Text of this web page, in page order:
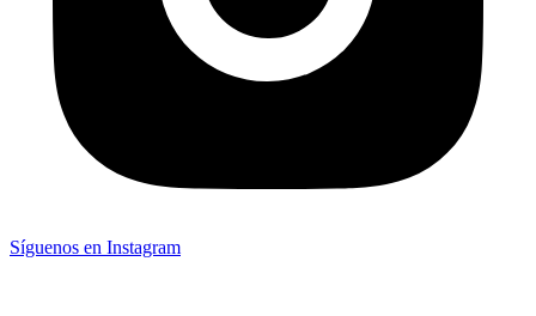
Síguenos en Instagram